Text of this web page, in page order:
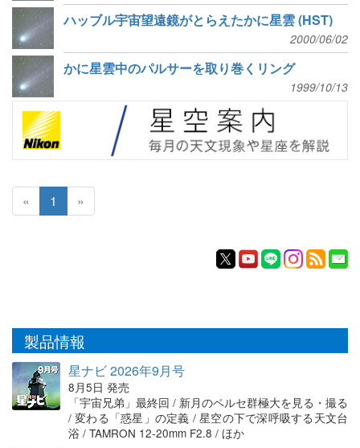
ハッブル宇宙望遠鏡がとらえたかに星雲 (HST)
2000/06/02
かに星雲中のパルサーを取り巻くリング
1999/10/13
« 1 »
製品情報
星ナビ 2026年9月号
8月5日 発売
「宇宙兄弟」最終回 / 新月のペルセ群極大を見る・撮る
/ 変わる「惑星」の定義 / 星空の下で深呼吸する天文台
浴 / TAMRON 12-20mm F2.8 / ほか